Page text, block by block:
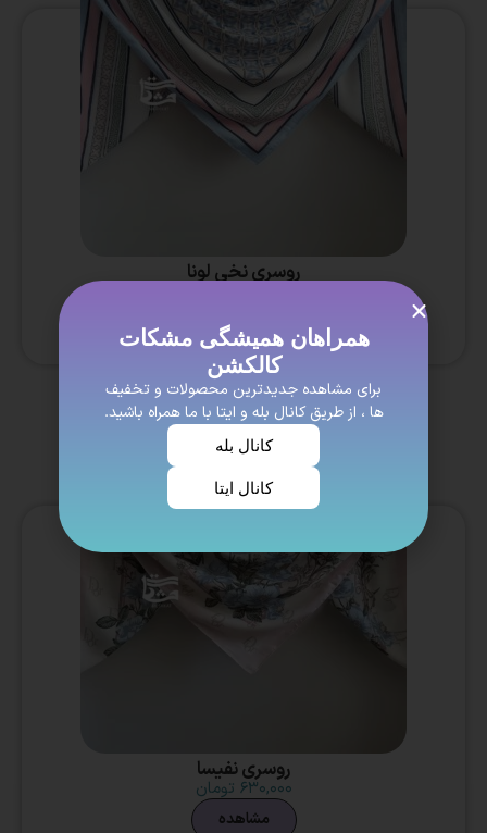
روسری نخی لونا
مشاهده
روسری نفیسا
۶۳۰,۰۰۰ تومان
مشاهده
همراهان همیشگی مشکات
کالکشن
برای مشاهده جدیدترین محصولات و تخفیف
ها ، از طریق کانال بله و ایتا با ما همراه باشید.
کانال بله
کانال ایتا